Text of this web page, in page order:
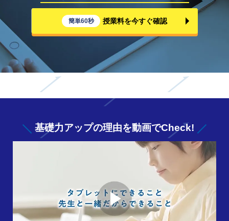
簡単60秒 授業料を今すぐ確認
基礎力アップの理由を動画でCheck!